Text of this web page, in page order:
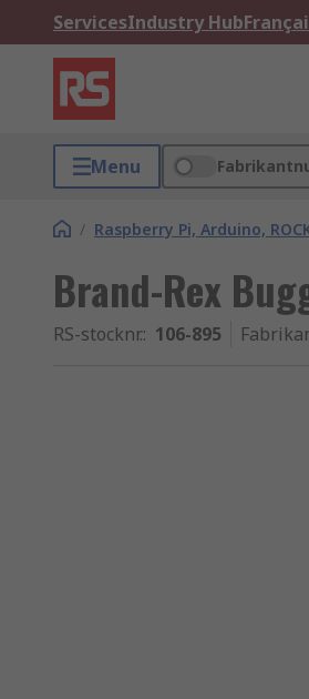
ServicesIndustry Hub
Menu
/ Raspberry Pi, Arduino,
Brand-Rex
RS-stocknr.: 106-895